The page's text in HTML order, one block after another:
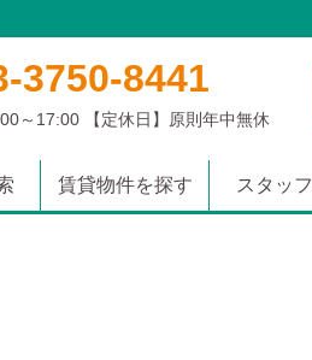
3750-8441
～17:00 【定休日】原則年中無休
賃貸物件を探す スタッ